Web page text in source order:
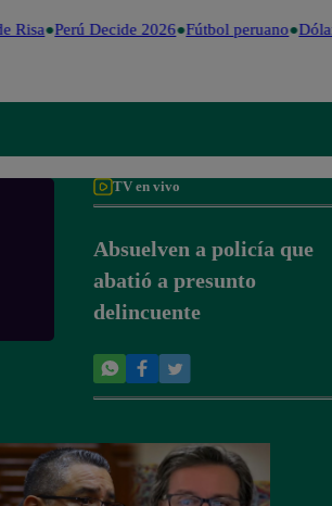
Risa Perú Decide 2026 Fútbol peruano Dólar
TV en vivo
Absuelven a policía que
abatió a presunto
delincuente